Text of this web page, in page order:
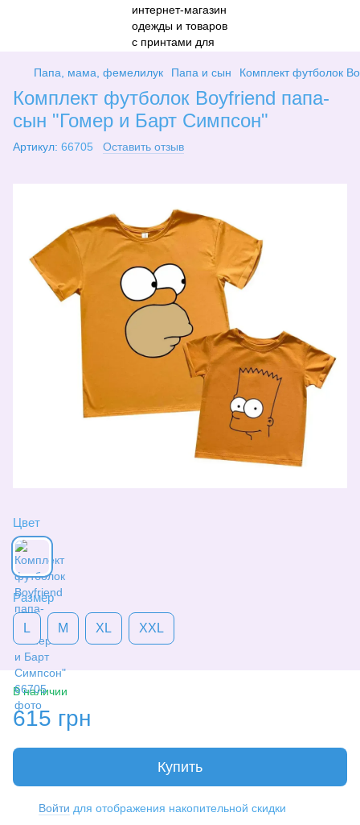
Папа, мама, фемелилук Папа и сын Комплект футболок
Комплект футболок Boyfriend папа-
сын "Гомер и Барт Симпсон"
Артикул: 66705 Оставить отзыв
Цвет
Размер
L M XL XXL
В наличии
615 грн
Купить
Войти для отображения накопительной скидки